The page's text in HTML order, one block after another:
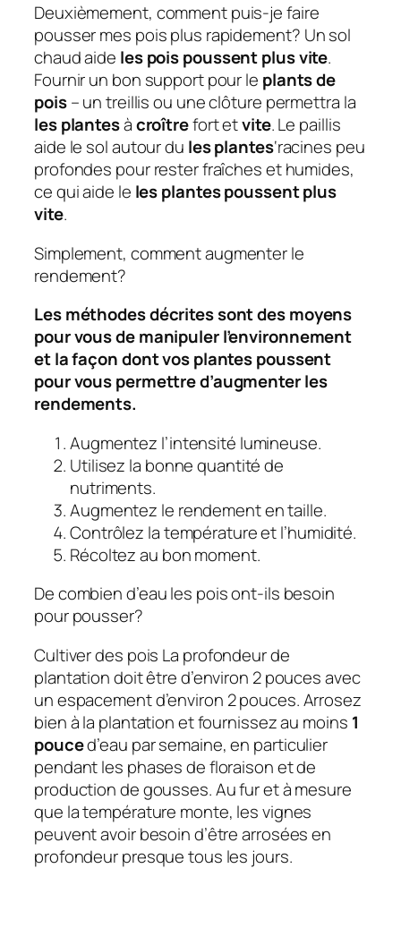
Deuxièmement, comment puis-je faire
pousser mes pois plus rapidement? Un sol
chaud aide les pois poussent plus vite.
Fournir un bon support pour le plants de
pois– un treillis ou une clôture permettra la
les plantesàcroîtrefort etvite. Le paillis
aide le sol autour du les plantes‘racines peu
profondes pour rester fraîches et humides,
ce qui aide le les plantes poussent plus
vite.
Simplement, comment augmenter le
rendement?
Les méthodes décrites sont des moyens
pour vous de manipuler l’environnement
et la façon dont vos plantes poussent
pour vous permettre d’augmenter les
rendements.
Augmentez l’intensité lumineuse.
Utilisez la bonne quantité de
nutriments.
Augmentez le rendement en taille.
Contrôlez la température et l’humidité.
Récoltez au bon moment.
De combien d’eau les pois ont-ils besoin
pour pousser?
Cultiver des pois La profondeur de
plantation doit être d’environ 2 pouces avec
un espacement d’environ 2 pouces. Arrosez
bien à la plantation et fournissez au moins 1
pouced’eau par semaine, en particulier
pendant les phases de floraison et de
production de gousses. Au fur et à mesure
que la température monte, les vignes
peuvent avoir besoin d’être arrosées en
profondeur presque tous les jours.